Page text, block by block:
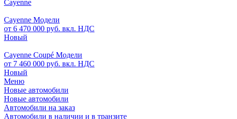
Cayenne
Cayenne Модели
от 6 470 000 руб. вкл. НДС
Новый
Cayenne Coupé Модели
от 7 460 000 руб. вкл. НДС
Новый
Меню
Новые автомобили
Новые автомобили
Автомобили на заказ
Автомобили в наличии и в транзите